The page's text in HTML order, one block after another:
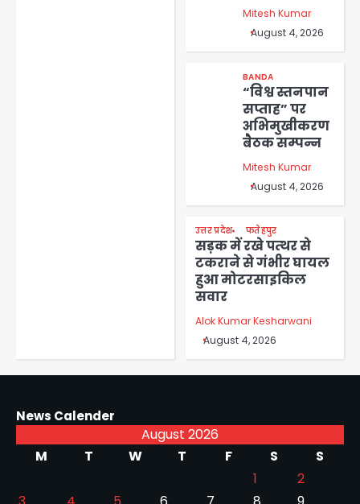
Mitesh Kumar
August 4, 2026
BANDA
“विश्व स्तनपान
सप्ताह” पर
अभिमुखीकरण
बैठक सम्पन्न
Mitesh Kumar
August 4, 2026
उत्तर प्रदेश फतेहपुर
सड़क में रखे पत्थर से
टकराने से गंभीर घायल
हुआ मोटरसाइकिल
सवार
Alok Kumar Kesharwani
August 4, 2026
News Calender
August 2026
M
T W T F S
S
1
2